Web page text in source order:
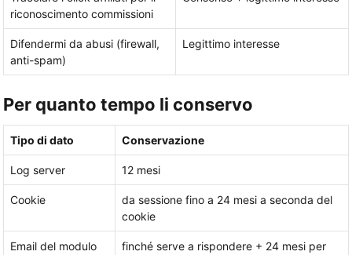
riconoscimento commissioni
Difendermi da abusi (firewall,
anti-spam)
Legittimo interesse
Per quanto tempo li conservo
Tipo di dato Conservazione
Log server 12 mesi
Cookie
da sessione fino a 24 mesi a seconda del
cookie
Email del modulo
finché serve a rispondere + 24 mesi per